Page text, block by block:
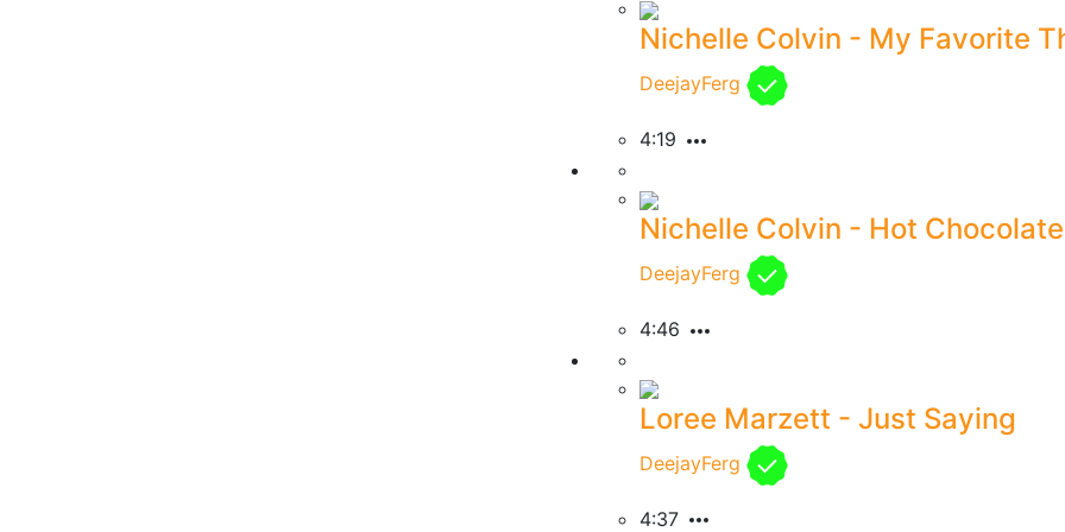
Nichelle Colvin - My Favorite
DeejayFerg
4:19
Nichelle Colvin - Hot Chocolate
DeejayFerg
4:46
Loree Marzett - Just Saying
DeejayFerg
4:37